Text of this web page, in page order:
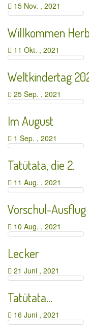
15 Nov. , 2021
Willkommen
11 Okt. , 2021
Weltkindertag
25 Sep. , 2021
Im August
1 Sep. , 2021
Tatütata, die 2.
11 Aug. , 2021
Vorschul-Ausflug
10 Aug. , 2021
Lecker
21 Juni , 2021
Tatütata…
16 Juni , 2021